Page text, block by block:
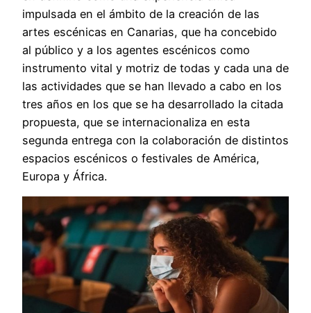
impulsada en el ámbito de la creación de las
artes escénicas en Canarias, que ha concebido
al público y a los agentes escénicos como
instrumento vital y motriz de todas y cada una de
las actividades que se han llevado a cabo en los
tres años en los que se ha desarrollado la citada
propuesta, que se internacionaliza en esta
segunda entrega con la colaboración de distintos
espacios escénicos o festivales de América,
Europa y África.